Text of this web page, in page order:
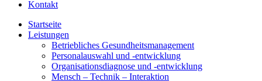
Kontakt
Startseite
Leistungen
Betriebliches Gesundheitsmanagement
Personalauswahl und -entwicklung
Organisationsdiagnose und -entwicklung
Mensch – Technik – Interaktion